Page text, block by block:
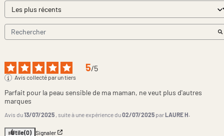
5/5
Avis collecté par un tiers
Parfait pour la peau sensible de ma maman, ne veut plus d'autres
marques
Avis du13/07/2025 , suite à une expérience du02/07/2025 parLAURE H.
Utile(0) Signaler